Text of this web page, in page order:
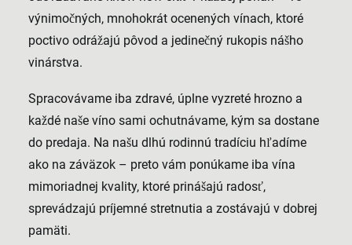
výnimočných, mnohokrát ocenených vínach, ktoré
poctivo odrážajú pôvod a jedinečný rukopis nášho
vinárstva.
Spracovávame iba zdravé, úplne vyzreté hrozno a
každé naše víno sami ochutnávame, kým sa dostane
do predaja. Na našu dlhú rodinnú tradíciu hľadíme
ako na záväzok – preto vám ponúkame iba vína
mimoriadnej kvality, ktoré prinášajú radosť,
sprevádzajú príjemné stretnutia a zostávajú v dobrej
pamäti.